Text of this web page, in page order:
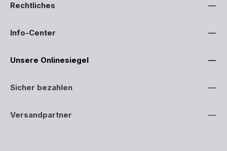
Rechtliches
Info-Center
Unsere Onlinesiegel
Sicher bezahlen
Versandpartner